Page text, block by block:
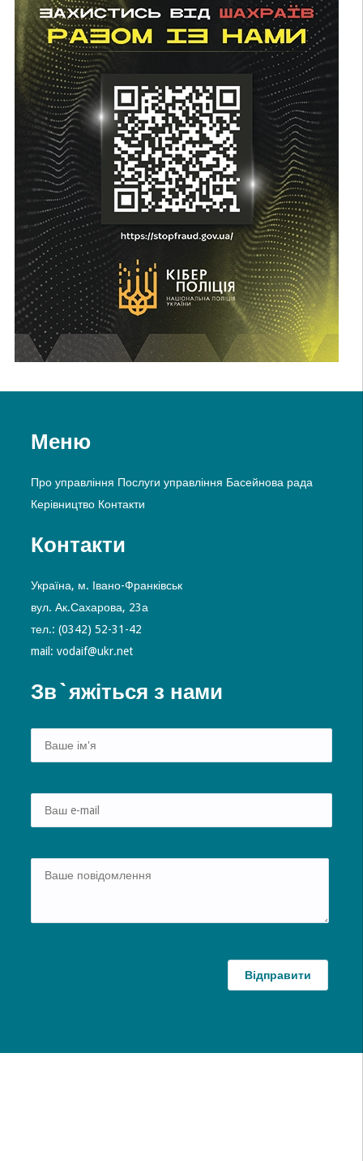
Меню
Про управління Послуги управління Басейнова рада
Керівництво Контакти
Контакти
Україна, м. Івано-Франківськ
вул. Ак.Сахарова, 23а
тел.: (0342) 52-31-42
mail: vodaif@ukr.net
Зв`яжіться з нами